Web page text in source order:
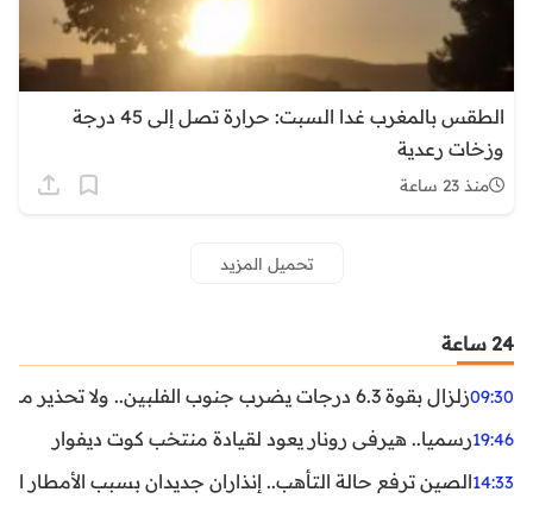
الطقس بالمغرب غدا السبت: حرارة تصل إلى 45 درجة
وزخات رعدية
منذ 23 ساعة
تحميل المزيد
24 ساعة
09:30زلزال بقوة 6.3 درجات يضرب جنوب الفلبين.. ولا تحذير من تسونامي حتى الآن
19:46رسميا.. هيرفي رونار يعود لقيادة منتخب كوت ديفوار
14:33الصين ترفع حالة التأهب.. إنذاران جديدان بسبب الأمطار